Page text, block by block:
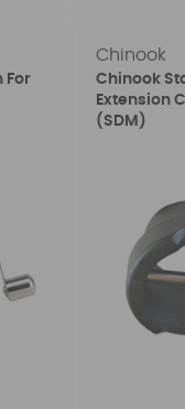
For
Chinook
Chinook
Extension
(SDM)